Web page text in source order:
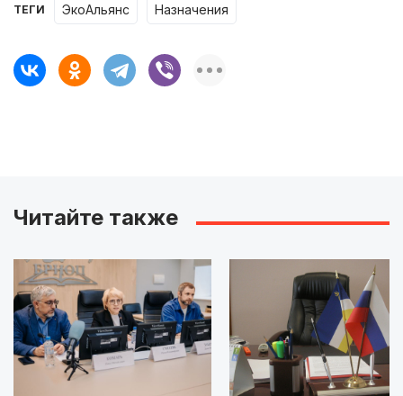
ТЕГИ ЭкоАльянс назначения
Читайте также